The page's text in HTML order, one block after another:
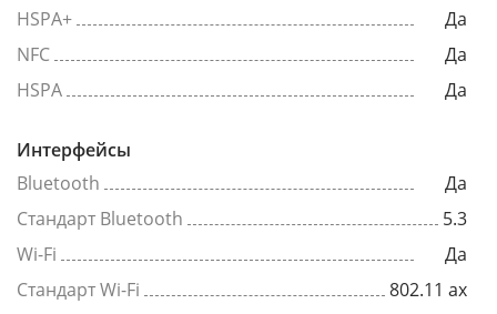
HSPA+
Да
NFC
Да
HSPA
Да
Интерфейсы
Bluetooth
Да
Стандарт Bluetooth
5.3
Wi-Fi
Да
Стандарт Wi-Fi
802.11 ax